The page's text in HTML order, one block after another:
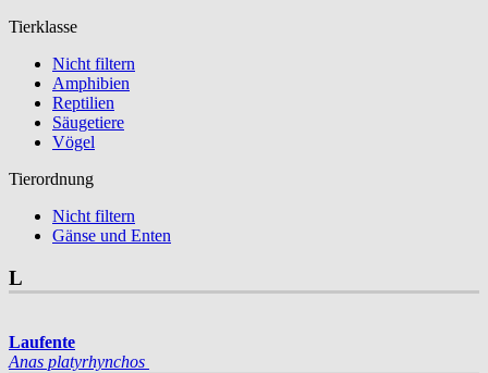
Tierklasse
Nicht filtern
Amphibien
Reptilien
Säugetiere
Vögel
Tierordnung
Nicht filtern
Gänse und Enten
L
Laufente
Anas platyrhynchos